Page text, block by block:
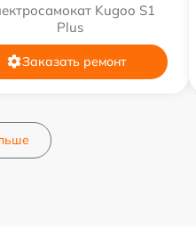
Kugoo S1
Plus
Заказать ремонт